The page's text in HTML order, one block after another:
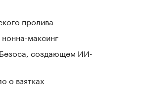
пролива
максинг
создающем ИИ-
о взятках